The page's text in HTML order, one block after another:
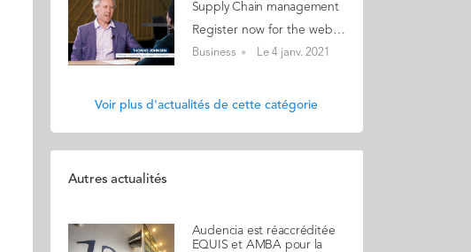
Supply Chain management
Register now for the webinar Engineer-Managers! We are pleased to meet you on Thursday, 14 January at 1pm (French time) between engineer-manager alumni. Programme: 1- The important challenges for your community will be communicated by: Nicolas Arnaud, Director of Programmes & Director of the Grande Ecole Programme François Constant, Director of MSc Supply Chain & Purchasing Management 2- Professor Thomas Johnsen will discuss with you on "Impact of COVID-19 on Supply Chain management”. Supply chain have been severely tested by the COVID-19 crisis, exposing problematic practices that resulted in supply chain disruptions. Companies have had to learn from their mistakes and re-build their supply chains as more flexible and resilient. 3- In this webinar, we will discuss what lessons have been learned by companies drawing from the recent survey of companies along with Andreina Carolina Rodriguez (MSCPM 19) working with Swarovski and Mattia Covezzi (MSCPM 18) working with Nestlé will share their experiences. Register now The event will take place via Microsoft Teams and the link will be shared when you register.
Business Le 4 janv. 2021
Voir plus d'actualités de cette catégorie
Autres actualités
Audencia est réaccréditée
EQUIS et AMBA pour la